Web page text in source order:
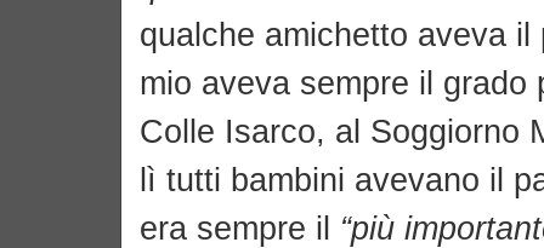
qualche amichetto aveva il
mio aveva sempre il grado
Colle Isarco, al Soggiorno
lì tutti bambini avevano il
era sempre il “più